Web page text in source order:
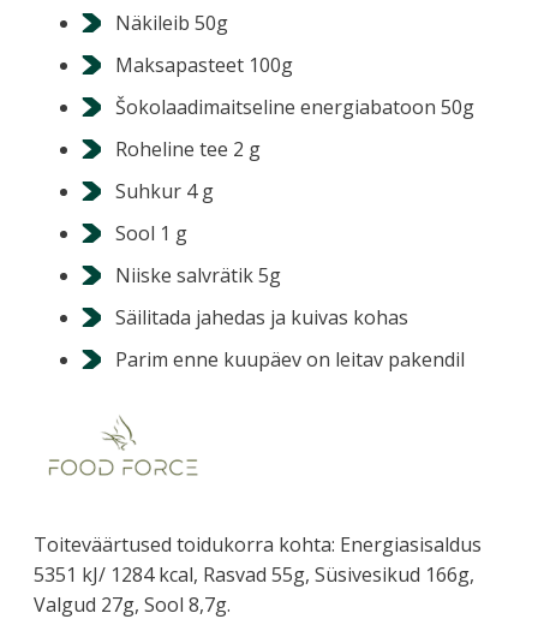
Näkileib 50g
Maksapasteet 100g
Šokolaadimaitseline energiabatoon 50g
Roheline tee 2 g
Suhkur 4 g
Sool 1 g
Niiske salvrätik 5g
Säilitada jahedas ja kuivas kohas
Parim enne kuupäev on leitav pakendil
Toiteväärtused toidukorra kohta: Energiasisaldus
5351 kJ/ 1284 kcal, Rasvad 55g, Süsivesikud 166g,
Valgud 27g, Sool 8,7g.